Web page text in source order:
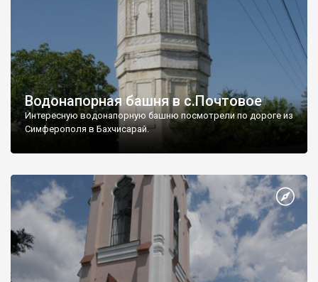
Водонапорная башня в с.Почтовое
Интересную водонапорную башню посмотрели по дороге из
Симферополя в Бахчисарай.